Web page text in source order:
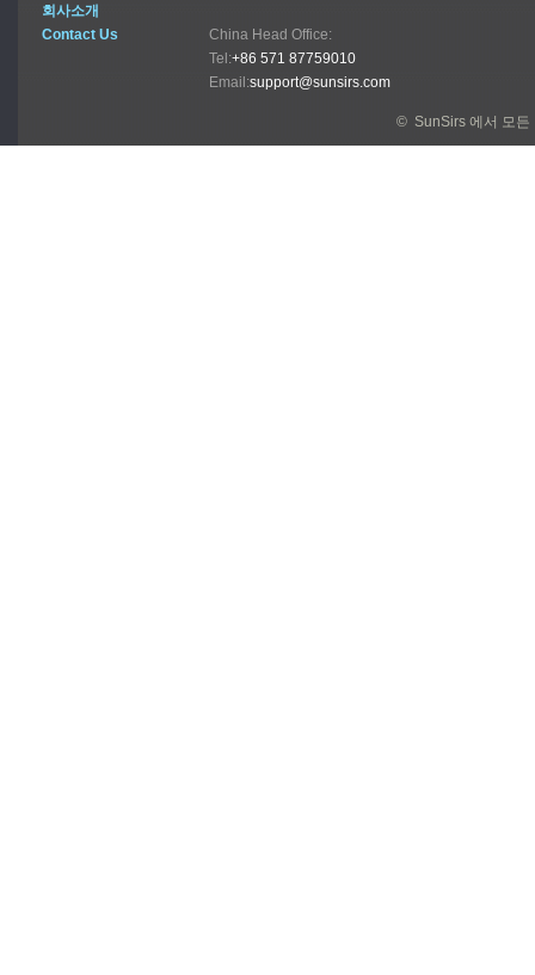
회사소개
Contact Us
China Head Office:
Tel:+86 571 87759010
Email:support@sunsirs.com
© SunSirs 에서 모